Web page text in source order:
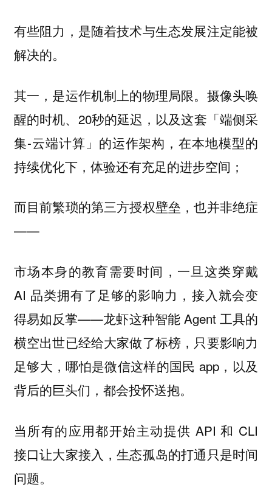
有些阻力，是随着技术与生态发展注定能被
解决的。
其一，是运作机制上的物理局限。摄像头唤
醒的时机、20秒的延迟，以及这套「端侧采
集-云端计算」的运作架构，在本地模型的
持续优化下，体验还有充足的进步空间；
而目前繁琐的第三方授权壁垒，也并非绝症
——
市场本身的教育需要时间，一旦这类穿戴
AI 品类拥有了足够的影响力，接入就会变
得易如反掌——龙虾这种智能 Agent 工具的
横空出世已经给大家做了标榜，只要影响力
足够大，哪怕是微信这样的国民 app，以及
背后的巨头们，都会投怀送抱。
当所有的应用都开始主动提供 API 和 CLI
接口让大家接入，生态孤岛的打通只是时间
问题。